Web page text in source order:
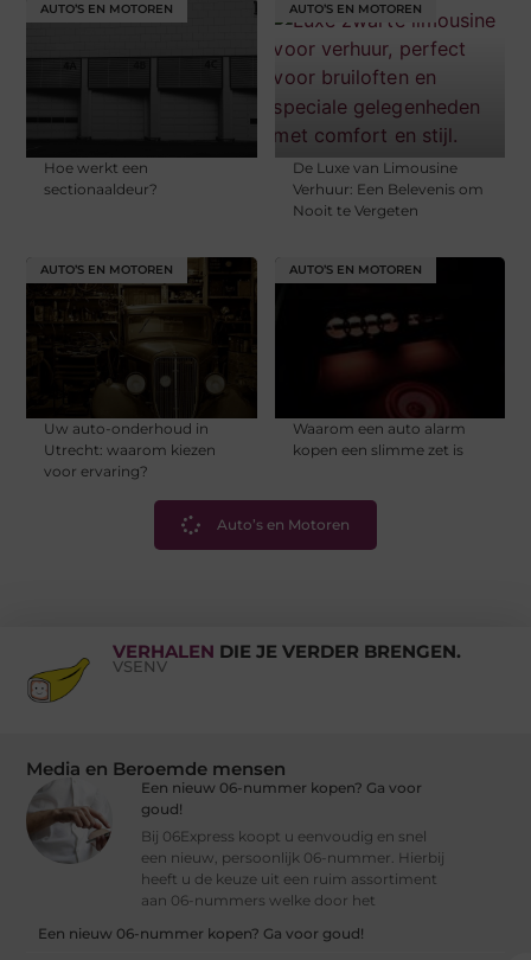
AUTO’S EN MOTOREN
Hoe werkt een
sectionaaldeur?
AUTO’S EN MOTOREN
De Luxe van Limousine
Verhuur: Een Belevenis om
Nooit te Vergeten
AUTO’S EN MOTOREN
Uw auto-onderhoud in
Utrecht: waarom kiezen
voor ervaring?
AUTO’S EN MOTOREN
Waarom een auto alarm
kopen een slimme zet is
Auto’s en Motoren
VERHALEN DIE JE VERDER BRENGEN.
VSENV
Media en Beroemde mensen
Een nieuw 06-nummer kopen? Ga voor
goud!
Bij 06Express koopt u eenvoudig en snel
een nieuw, persoonlijk 06-nummer. Hierbij
heeft u de keuze uit een ruim assortiment
aan 06-nummers welke door het
Een nieuw 06-nummer kopen? Ga voor goud!